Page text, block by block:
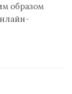
образом